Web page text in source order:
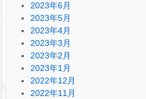
2023年6月
2023年5月
2023年4月
2023年3月
2023年2月
2023年1月
2022年12月
2022年11月